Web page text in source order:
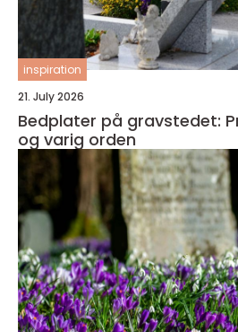
inspiration
21. July 2026
Bedplater på gravstedet:
og varig orden